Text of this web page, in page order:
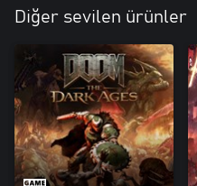
Diğer sevilen ürünler